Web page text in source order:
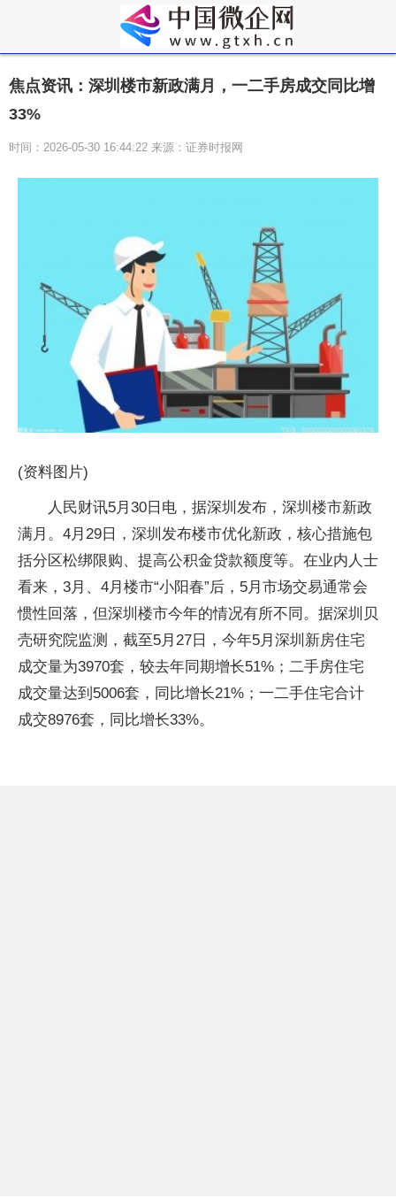
焦点资讯：深圳楼市新政满月，一二手房成交同比增
33%
时间：2026-05-30 16:44:22 来源：证券时报网
(资料图片)
人民财讯5月30日电，据深圳发布，深圳楼市新政
满月。4月29日，深圳发布楼市优化新政，核心措施包
括分区松绑限购、提高公积金贷款额度等。在业内人士
看来，3月、4月楼市“小阳春”后，5月市场交易通常会
惯性回落，但深圳楼市今年的情况有所不同。据深圳贝
壳研究院监测，截至5月27日，今年5月深圳新房住宅
成交量为3970套，较去年同期增长51%；二手房住宅
成交量达到5006套，同比增长21%；一二手住宅合计
成交8976套，同比增长33%。